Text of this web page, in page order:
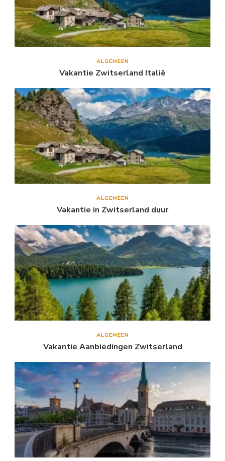
ALGEMEEN
Vakantie Zwitserland Italië
ALGEMEEN
Vakantie in Zwitserland duur
ALGEMEEN
Vakantie Aanbiedingen Zwitserland